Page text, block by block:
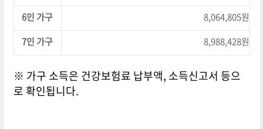
6인 가구
8,064,805원
7인 가구
8,988,428원
※ 가구 소득은 건강보험료 납부액, 소득신고서 등으
로 확인됩니다.